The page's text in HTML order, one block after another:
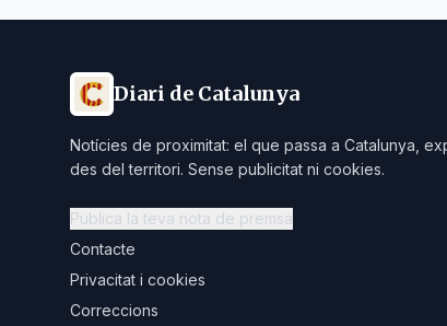
Diari de Catalunya
Notícies de proximitat: el que passa a Catalunya,
des del territori. Sense publicitat ni cookies.
Publica la teva nota de premsa
Contacte
Privacitat i cookies
Correccions